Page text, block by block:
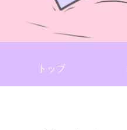
トップ